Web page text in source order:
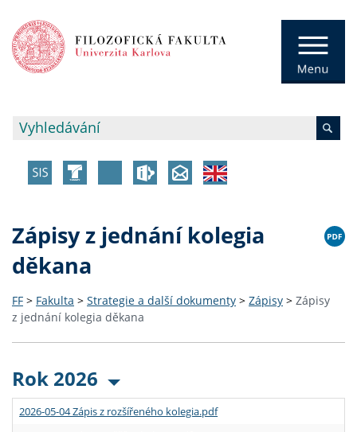
Zápisy z jednání kolegia
děkana
FF > Fakulta > Strategie a další dokumenty > Zápisy > Zápisy
z jednání kolegia děkana
Rok 2026
2026-05-04 Zápis z rozšířeného kolegia.pdf